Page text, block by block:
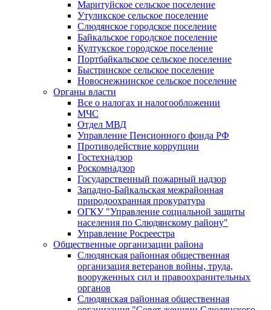
Маритуйское сельское поселение
Утуликское сельское поселение
Слюдянское городское поселение
Байкальское городское поселение
Култукское городское поселение
Портбайкальское сельское поселение
Быстринское сельское поселение
Новоснежнинское сельское поселение
Органы власти
Все о налогах и налогообложении
МЧС
Отдел МВД
Управление Пенсионного фонда РФ
Противодействие коррупции
Гостехнадзор
Роскомнадзор
Государственный пожарный надзор
Западно-Байкальская межрайонная
природоохранная прокуратура
ОГКУ "Управление социальной защиты
населения по Слюдянскому району"
Управление Росреестра
Общественные организации района
Слюдянская районная общественная
организация ветеранов войны, труда,
вооруженных сил и правоохранительных
органов
Слюдянская районная общественная